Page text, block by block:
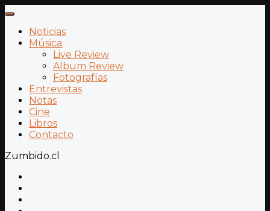
Noticias
Música
Live Review
Album Review
Fotografías
Entrevistas
Notas
Cine
Libros
Contacto
Zumbido.cl